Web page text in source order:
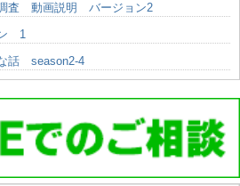
査 動画説明 バージョン2
1
話 season2-4